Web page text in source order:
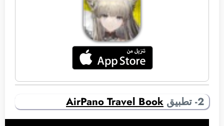
2- تطبيق AirPano Travel Book